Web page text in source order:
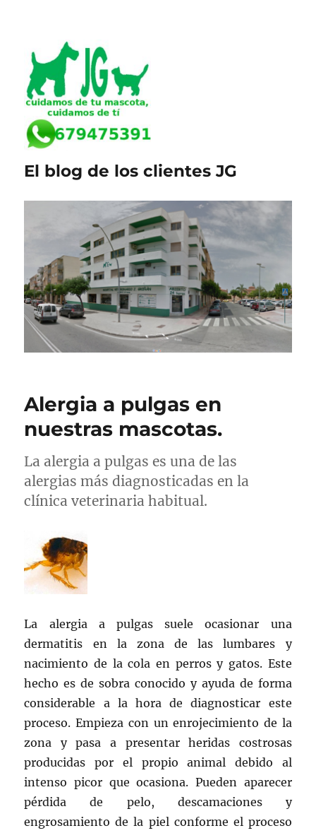
El blog de los clientes JG
Alergia a pulgas en
nuestras mascotas.
La alergia a pulgas es una de las
alergias más diagnosticadas en la
clínica veterinaria habitual.
La alergia a pulgas suele ocasionar una
dermatitis en la zona de las lumbares y
nacimiento de la cola en perros y gatos. Este
hecho es de sobra conocido y ayuda de forma
considerable a la hora de diagnosticar este
proceso. Empieza con un enrojecimiento de la
zona y pasa a presentar heridas costrosas
producidas por el propio animal debido al
intenso picor que ocasiona. Pueden aparecer
pérdida de pelo, descamaciones y
engrosamiento de la piel conforme el proceso